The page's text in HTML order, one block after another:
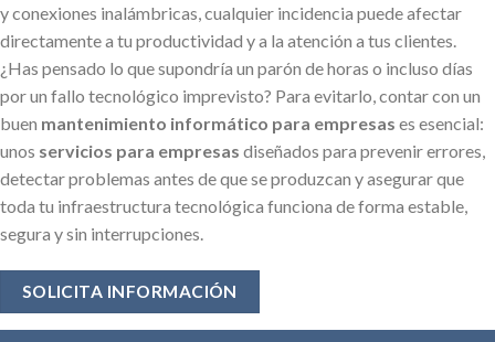
y conexiones inalámbricas, cualquier incidencia puede afectar
directamente a tu productividad y a la atención a tus clientes.
¿Has pensado lo que supondría un parón de horas o incluso días
por un fallo tecnológico imprevisto? Para evitarlo, contar con un
buen mantenimiento informático para empresas es esencial:
unos servicios para empresas diseñados para prevenir errores,
detectar problemas antes de que se produzcan y asegurar que
toda tu infraestructura tecnológica funciona de forma estable,
segura y sin interrupciones.
SOLICITA INFORMACIÓN